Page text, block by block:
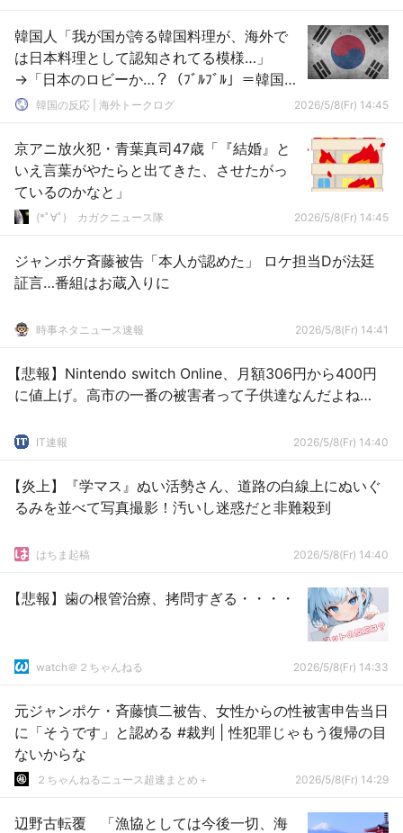
韓国人「我が国が誇る韓国料理が、海外で
は日本料理として認知されてる模様…」
→「日本のロビーか…？（ﾌﾞﾙﾌﾞﾙ」＝韓国の
反応韓国の反応 | 海外トークログ 2026/5/8(Fr) 14:45
京アニ放火犯・青葉真司47歳「『結婚』と
いえ言葉がやたらと出てきた、させたがっ
ているのかなと」
(*ﾟ∀ﾟ)ゞカガクニュース隊 2026/5/8(Fr) 14:45
ジャンポケ斉藤被告「本人が認めた」 ロケ担当Dが法廷
証言…番組はお蔵入りに
時事ネタニュース速報 2026/5/8(Fr) 14:41
【悲報】Nintendo switch Online、月額306円から400円
に値上げ。高市の一番の被害者って子供達なんだよね…
IT速報 2026/5/8(Fr) 14:40
【炎上】『学マス』ぬい活勢さん、道路の白線上にぬいぐ
るみを並べて写真撮影！汚いし迷惑だと非難殺到
はちま起稿 2026/5/8(Fr) 14:40
【悲報】歯の根管治療、拷問すぎる・・・・
watch＠２ちゃんねる 2026/5/8(Fr) 14:33
元ジャンポケ・斉藤慎二被告、女性からの性被害申告当日
に「そうです」と認める #裁判 | 性犯罪じゃもう復帰の目
ないからな
２ちゃんねるニュース超速まとめ＋ 2026/5/8(Fr) 14:29
辺野古転覆 「漁協としては今後一切、海